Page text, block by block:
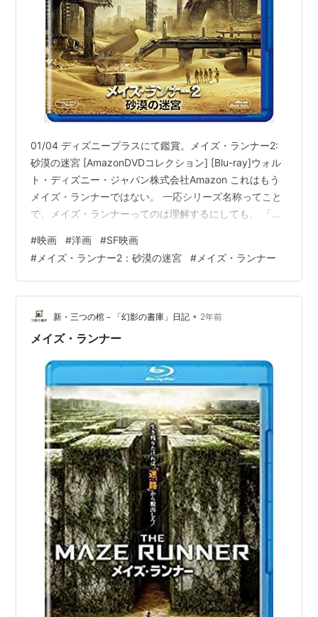
01/04 ディズニープラスにて鑑賞。メイズ・ランナー2:
砂漠の迷宮 [AmazonDVDコレクション] [Blu-ray]ウォル
ト・ディズニー・ジャパン株式会社Amazon これはもう
メイズ・ランナーではない。 一応シリーズ名称ってこと
で、メイズ・ランナーってのは理解するにしても、 「砂
邦題詐欺だよね。 原題の「The Scorch Trials」なら「焦
土の試練」ってことで納得。 これはまさかの〇〇〇映画
になっちゃったね。 〇〇〇に襲われながらの脱出劇、っ
て、普通のよくある映画になっちゃった。 また、これを
第二段階と云われても、前作で批判し…
#映画 #洋画 #SF映画
#メイズ・ランナー2：砂漠の迷宮 #メイズ・ランナー
新・三つの棺－「幻影の書庫」日記 • 2年前
メイズ・ランナー